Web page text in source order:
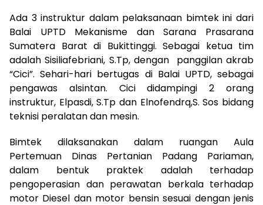
Ada 3 instruktur dalam pelaksanaan bimtek ini dari
Balai UPTD Mekanisme dan Sarana Prasarana
Sumatera Barat di Bukittinggi. Sebagai ketua tim
adalah Sisiliafebriani, S.Tp, dengan panggilan akrab
“Cici”. Sehari-hari bertugas di Balai UPTD, sebagai
pengawas alsintan. Cici didampingi 2 orang
instruktur, Elpasdi, S.Tp dan Elnofendrq,S. Sos bidang
teknisi peralatan dan mesin.
Bimtek dilaksanakan dalam ruangan Aula
Pertemuan Dinas Pertanian Padang Pariaman,
dalam bentuk praktek adalah terhadap
pengoperasian dan perawatan berkala terhadap
motor Diesel dan motor bensin sesuai dengan jenis